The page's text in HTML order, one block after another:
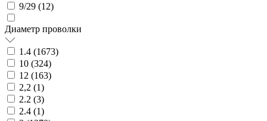
9/29 (12)
Диаметр проволки
1.4 (1673)
10 (324)
12 (163)
2,2 (1)
2.2 (3)
2.4 (1)